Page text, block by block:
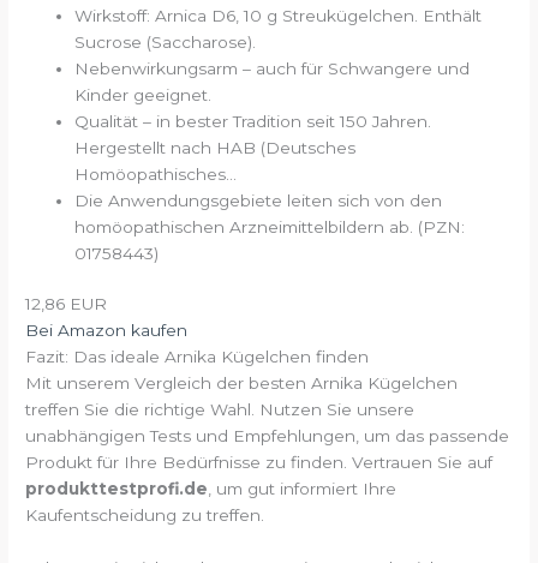
Wirkstoff: Arnica D6, 10 g Streukügelchen. Enthält
Sucrose (Saccharose).
Nebenwirkungsarm – auch für Schwangere und
Kinder geeignet.
Qualität – in bester Tradition seit 150 Jahren.
Hergestellt nach HAB (Deutsches
Homöopathisches...
Die Anwendungsgebiete leiten sich von den
homöopathischen Arzneimittelbildern ab. (PZN:
01758443)
12,86 EUR
Bei Amazon kaufen
Fazit: Das ideale Arnika Kügelchen finden
Mit unserem Vergleich der besten Arnika Kügelchen
treffen Sie die richtige Wahl. Nutzen Sie unsere
unabhängigen Tests und Empfehlungen, um das passende
Produkt für Ihre Bedürfnisse zu finden. Vertrauen Sie auf
produkttestprofi.de, um gut informiert Ihre
Kaufentscheidung zu treffen.